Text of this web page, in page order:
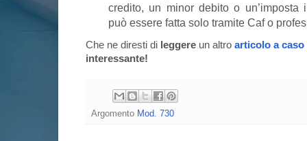
credito, un minor debito o un’imposta
può essere fatta solo tramite Caf o
Che ne diresti di leggere un altro articolo a caso
interessante!
Argomento Mod. 730